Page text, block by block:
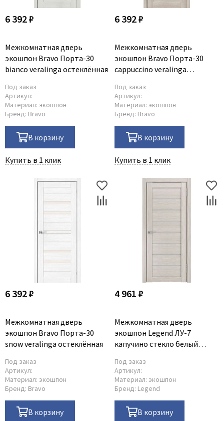
6 392 ₽
Межкомнатная дверь
экошпон Bravo Порта-30
bianco veralinga остеклённая
Под заказ
Артикул:
Материал: экошпон
Бренд: Bravo
В корзину
Купить в 1 клик
6 392 ₽
Межкомнатная дверь
экошпон Bravo Порта-30
cappuccino veralinga
Под заказ
Артикул:
Материал: экошпон
Бренд: Bravo
В корзину
Купить в 1 клик
6 392 ₽
Межкомнатная дверь
экошпон Bravo Порта-30
snow veralinga остеклённая
Под заказ
Артикул:
Материал: экошпон
Бренд: Bravo
В корзину
4 961 ₽
Межкомнатная дверь
экошпон Legend ЛУ-7
капучино стекло белый
Под заказ
Артикул:
Материал: экошпон
Бренд: Legend
В корзину